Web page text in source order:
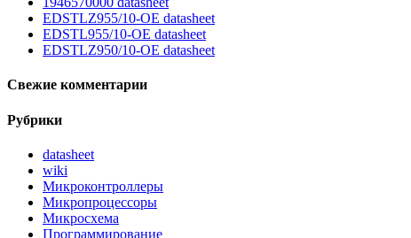
EDSTLZ955/10-OE datasheet
EDSTL955/10-OE datasheet
EDSTLZ950/10-OE datasheet
Свежие комментарии
Рубрики
datasheet
wiki
Микроконтроллеры
Микропроцессоры
Микросхема
Программирование